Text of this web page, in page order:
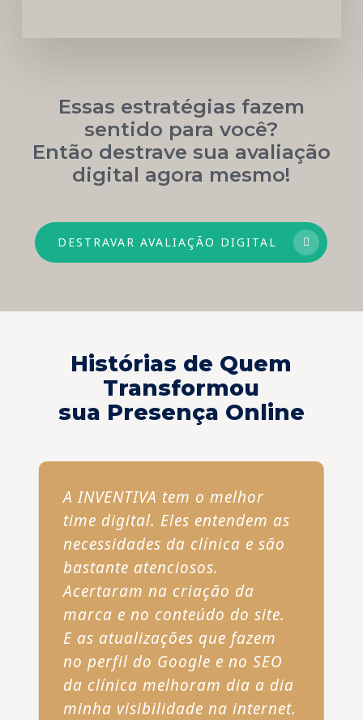
Essas estratégias fazem
sentido para você?
Então destrave sua avaliação
digital agora mesmo!
DESTRAVAR AVALIAÇÃO DIGITAL
Histórias de Quem
Transformou
sua Presença Online
A INVENTIVA tem o melhor
time digital. Eles entendem as
necessidades da clínica e são
bastante atenciosos.
Acertaram na criação da
marca e no conteúdo do site.
E as atualizações que fazem
no perfil do Google e no SEO
da clínica melhoram dia a dia
minha visibilidade na internet.